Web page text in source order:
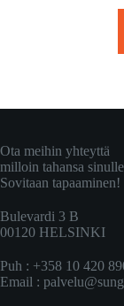
Ota meihin yhteyttä
milloin tahansa
Sovitaan tapaaminen!
Bulevardi 3 B
00120 HELSINKI
Puh : +358 10 420
Email :